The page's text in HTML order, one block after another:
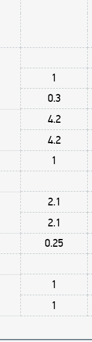
1
0.3
4.2
4.2
1
2.1
2.1
0.25
1
1